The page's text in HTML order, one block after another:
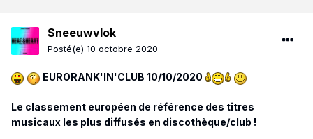
Sneeuwvlok
Posté(e) 10 octobre 2020
EURORANK'IN'CLUB 10/10/2020
Le classement européen de référence des titres
musicaux les plus diffusés en discothèque/club !